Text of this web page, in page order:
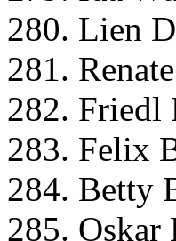
280. Lien
281.
282. Friedl
283. Felix
284. Betty
285. Oskar